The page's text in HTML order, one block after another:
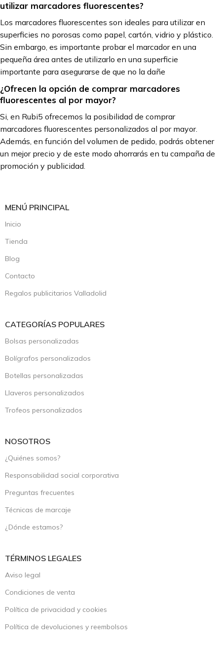
utilizar marcadores fluorescentes?
Los marcadores fluorescentes son ideales para utilizar en
superficies no porosas como papel, cartón, vidrio y plástico.
Sin embargo, es importante probar el marcador en una
pequeña área antes de utilizarlo en una superficie
importante para asegurarse de que no la dañe
¿Ofrecen la opción de comprar marcadores
fluorescentes al por mayor?
Si, en Rubi5 ofrecemos la posibilidad de comprar
marcadores fluorescentes personalizados al por mayor.
Además, en función del volumen de pedido, podrás obtener
un mejor precio y de este modo ahorrarás en tu campaña de
promoción y publicidad.
MENÚ PRINCIPAL
Inicio
Tienda
Blog
Contacto
Regalos publicitarios Valladolid
CATEGORÍAS POPULARES
Bolsas personalizadas
Bolígrafos personalizados
Botellas personalizadas
Llaveros personalizados
Trofeos personalizados
NOSOTROS
¿Quiénes somos?
Responsabilidad social corporativa
Preguntas frecuentes
Técnicas de marcaje
¿Dónde estamos?
TÉRMINOS LEGALES
Aviso legal
Condiciones de venta
Política de privacidad y cookies
Política de devoluciones y reembolsos